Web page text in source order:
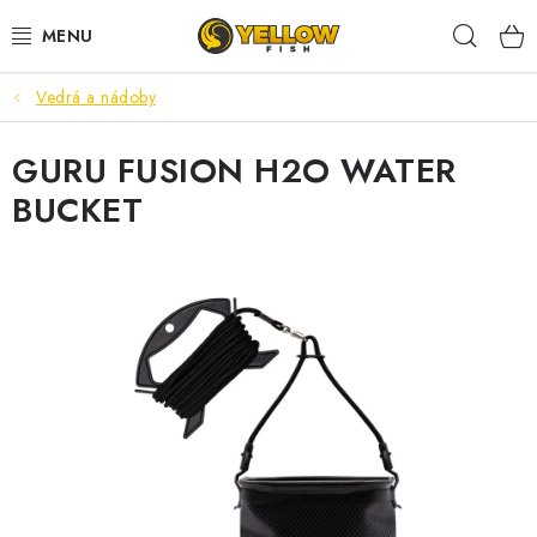
na
NOVINKY 2026
LETNÉ ZĽAVY
HALDORADO
Vedrá a nádoby
GURU FUSION H2O WATER
BUCKET